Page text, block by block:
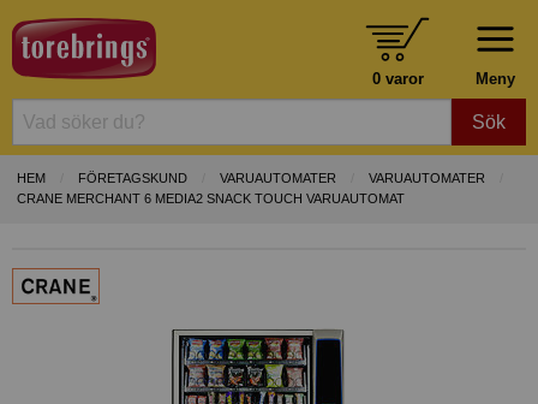
Meny
0 varor
Sök
HEM FÖRETAGSKUND VARUAUTOMATER
VARUAUTOMATER
CRANE MERCHANT 6 MEDIA2 SNACK TOUCH VARUAUTOMAT